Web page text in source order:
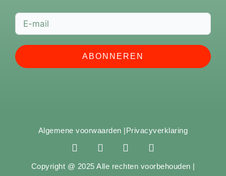
ABONNEREN
Copyright @ 2025 Alle rechten voorbehouden |
F
a
c
e
I
n
s
t
Y
o
u
t
S
p
t
Algemene voorwaarden |Privacyverklaring